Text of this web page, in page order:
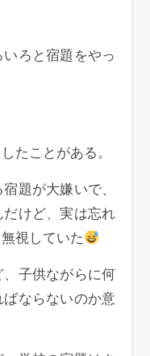
たことがある。
題が大嫌いで、
けど、実は忘れ
視していた
子供ながらに何
ならないのか意